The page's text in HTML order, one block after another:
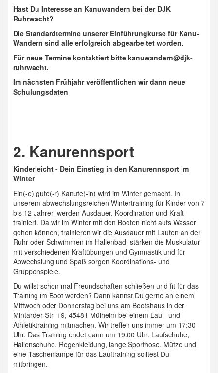
Hast Du Interesse an Kanuwandern bei der DJK
Ruhrwacht?
Die Standardtermine unserer Einführungkurse für Kanu-
Wandern sind alle erfolgreich abgearbeitet worden.
Für neue Termine kontaktiert bitte kanuwandern@djk-
ruhrwacht.
Im nächsten Frühjahr veröffentlichen wir dann neue
Schulungsdaten
2. Kanurennsport
Kinderleicht - Dein Einstieg in den Kanurennsport im
Winter
Ein(-e) gute(-r) Kanute(-in) wird im Winter gemacht. In
unserem abwechslungsreichen Wintertraining für Kinder von 7
bis 12 Jahren werden Ausdauer, Koordination und Kraft
trainiert. Da wir im Winter mit den Booten nicht aufs Wasser
gehen können, trainieren wir die Ausdauer mit Laufen an der
Ruhr oder Schwimmen im Hallenbad, stärken die Muskulatur
mit verschiedenen Kraftübungen und Gymnastik und für
Abwechslung und Spaß sorgen Koordinations- und
Gruppenspiele.
Du willst schon mal Freundschaften schließen und fit für das
Training im Boot werden? Dann kannst Du gerne an einem
Mittwoch oder Donnerstag bei uns am Bootshaus in der
Mintarder Str. 19, 45481 Mülheim bei einem Lauf- und
Athletiktraining mitmachen. Wir treffen uns immer um 17:30
Uhr. Das Training endet dann um 19:00 Uhr. Laufschuhe,
Hallenschuhe, Regenkleidung, lange Sporthose, Mütze und
eine Taschenlampe für das Lauftraining solltest Du
mitbringen.